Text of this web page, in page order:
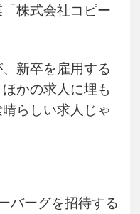
株式会社コピー
新卒を雇用する
かの求人に埋も
らしい求人じゃ
バーグを招待する